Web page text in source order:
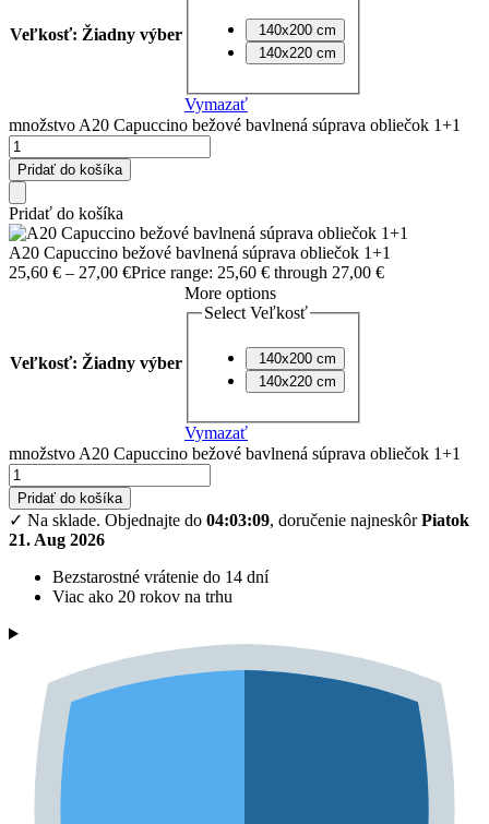
Veľkosť: Žiadny výber
140x200 cm
140x220 cm
Vymazať
množstvo A20 Capuccino bežové bavlnená súprava obliečok 1+1
Pridať do košíka
Pridať do košíka
A20 Capuccino bežové bavlnená súprava obliečok 1+1
25,60 € – 27,00 €Price range: 25,60 € through 27,00 €
Veľkosť: Žiadny výber
More options
Select Veľkosť
140x200 cm
140x220 cm
Vymazať
množstvo A20 Capuccino bežové bavlnená súprava obliečok 1+1
Pridať do košíka
✓ Na sklade. Objednajte do 04:03:08, doručenie najneskôrPiatok
21. Aug 2026
Bezstarostné vrátenie do 14 dní
Viac ako 20 rokov na trhu